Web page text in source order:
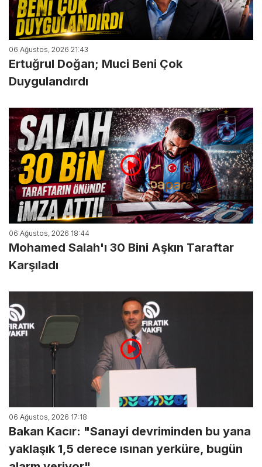
06 Ağustos, 2026 21:43
Ertuğrul Doğan; Muci Beni Çok
Duygulandırdı
06 Ağustos, 2026 18:44
Mohamed Salah'ı 30 Bini Aşkın Taraftar
Karşıladı
06 Ağustos, 2026 17:18
Bakan Kacır: "Sanayi devriminden bu yana
yaklaşık 1,5 derece ısınan yerküre, bugün